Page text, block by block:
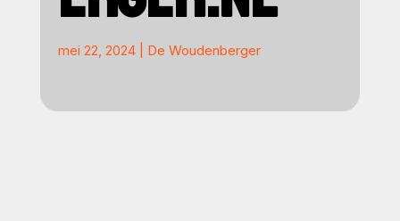
mei 22, 2024| De Woudenberger